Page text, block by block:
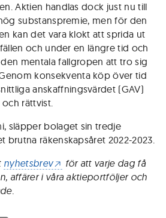
Aktien handlas dock just nu till
substanspremie, men för den
kan det vara klokt att sprida ut
och under en längre tid och
mentala fallgropen att tro sig
konsekventa köp över tid
anskaffningsvärdet (GAV)
rättvist.
släpper bolaget sin tredje
brutna räkenskapsåret 2022-2023.
nyhetsbrev
för att varje dag få
affärer i våra aktieportföljer och